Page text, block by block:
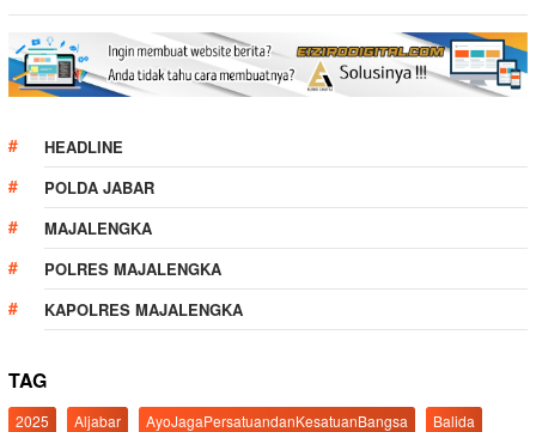
HEADLINE
POLDA JABAR
MAJALENGKA
POLRES MAJALENGKA
KAPOLRES MAJALENGKA
TAG
2025 Aljabar AyoJagaPersatuandanKesatuanBangsa
Balida